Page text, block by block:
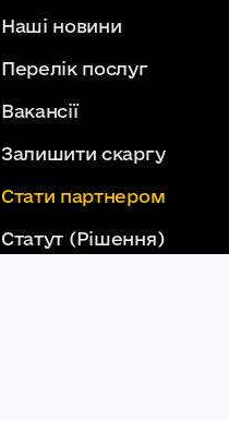
Наші новини
Перелік послуг
Вакансії
Залишити скаргу
Стати партнером
Статут (Рішення)